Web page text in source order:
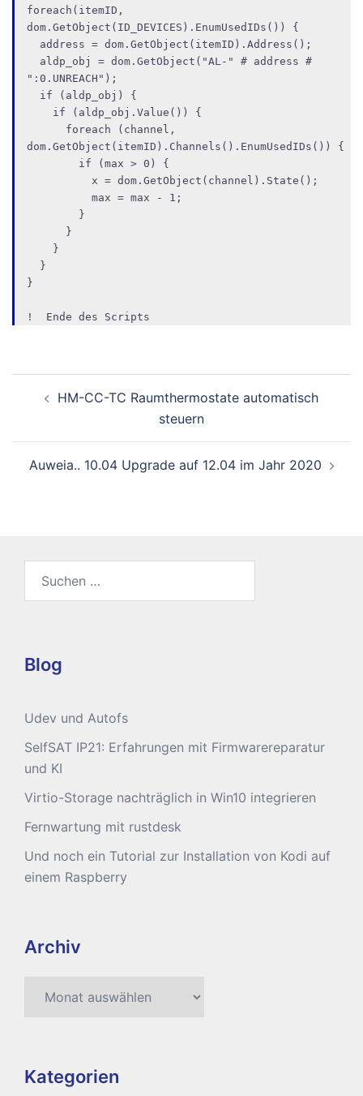
foreach(itemID,
dom.GetObject(ID_DEVICES).EnumUsedIDs()) {
":0.UNREACH");
dom.GetObject(itemID).Channels().EnumUsedIDs()) {
}
HM-CC-TC Raumthermostate automatisch
steuern
Auweia.. 10.04 Upgrade auf 12.04 im Jahr 2020
nach:
Blog
Udev und Autofs
SelfSAT IP21: Erfahrungen mit Firmwarereparatur
und KI
Virtio-Storage nachträglich in Win10 integrieren
Fernwartung mit rustdesk
Und noch ein Tutorial zur Installation von Kodi auf
einem Raspberry
Archiv
Kategorien